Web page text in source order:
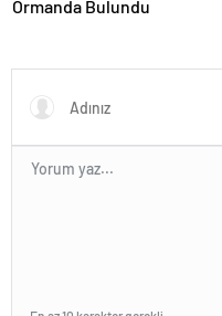
Ormanda Bulundu